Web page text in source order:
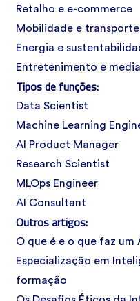
Retalho e e-commerce
Mobilidade e
Energia e
Entretenimento e media
Tipos de funções:
Data Scientist
Machine Learning
AI Product Manager
Research Scientist
MLOps Engineer
AI Consultant
Outros artigos:
O que é e o que faz um
Especialização em
formação